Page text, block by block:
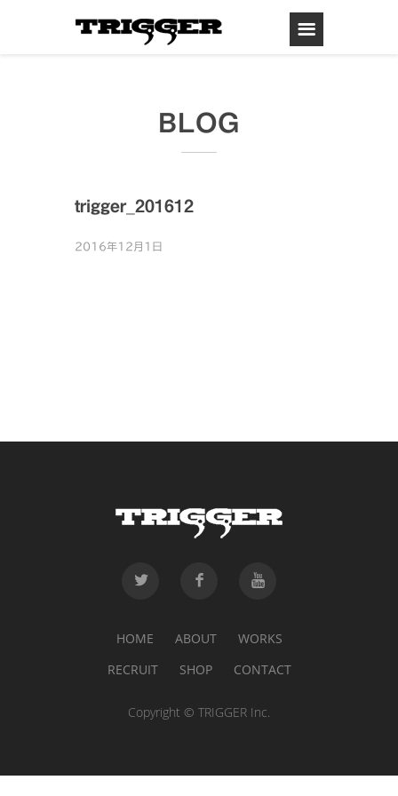
BLOG
trigger_201612
2016年12月1日
HOME ABOUT
WORKS
RECRUIT
SHOP CONTACT
Copyright © TRIGGER Inc.